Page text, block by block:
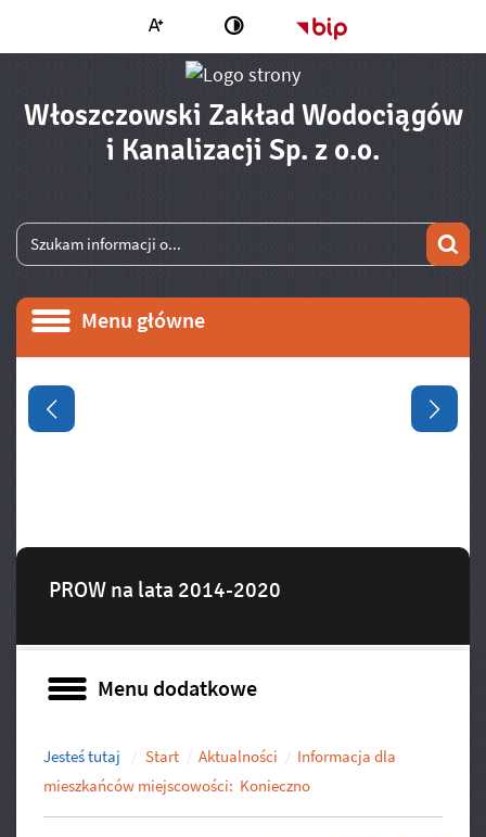
Większa czcionkaZmień kontrast Strona główna
Włoszczowski Zakład Wodociągów
i Kanalizacji Sp. z o.o. -
Wyszukiwarka
Wyszukiwana fraza
Menu główne
Menu główne
Informacje
PROW na lata 2014-2020
Poprzedni slajd
Menu dodatkowe
Menu dodatkowe
Jesteś tutaj Start Aktualności
Informacja dla
mieszkańców miejscowości: Konieczno